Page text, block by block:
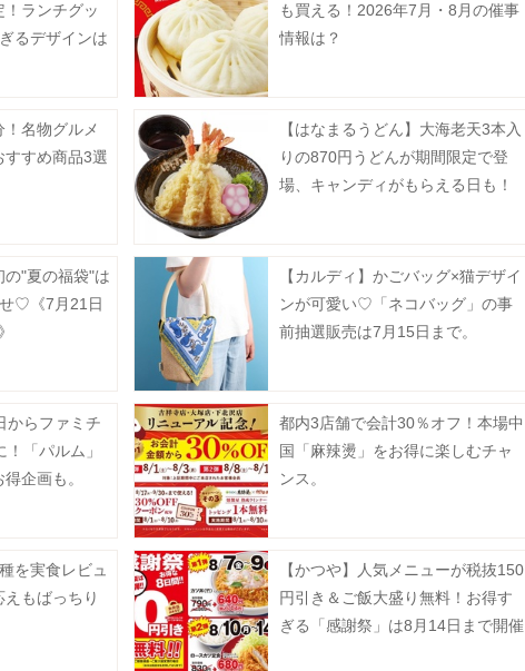
ランチグッ
るデザインは
も買える！2026年7月・8月の催事
情報は？
名物グルメ
すすめ商品3選
【はなまるうどん】大海老天3本入
りの870円うどんが期間限定で登
場、キャンディがもらえる日も！
"夏の福袋"は
♡《7月21日
【カルディ】かごバッグ×猫デザイ
ンが可愛い♡「ネコバッグ」の事
前抽選販売は7月15日まで。
からファミチ
「パルム」
企画も。
都内3店舗で会計30％オフ！本場中
国「麻辣燙」をお得に楽しむチャ
ンス。
を実食レビュ
もばっちり
【かつや】人気メニューが税抜150
円引き＆ご飯大盛り無料！お得す
ぎる「感謝祭」は8月14日まで開催